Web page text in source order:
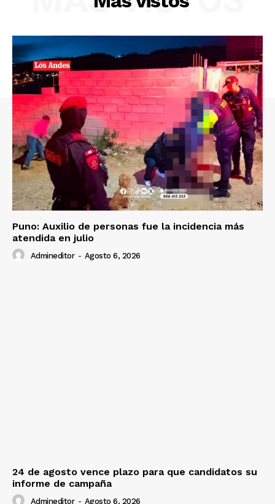
SUSCRIBETE
Diario los Andes
Nosotros
Contacto
Prensa
Puno: Auxilio de personas fue la incidencia más
atendida en julio
Admineditor - Agosto 6, 2026
24 de agosto vence plazo para que candidatos su
informe de campaña
Admineditor - Agosto 6, 2026